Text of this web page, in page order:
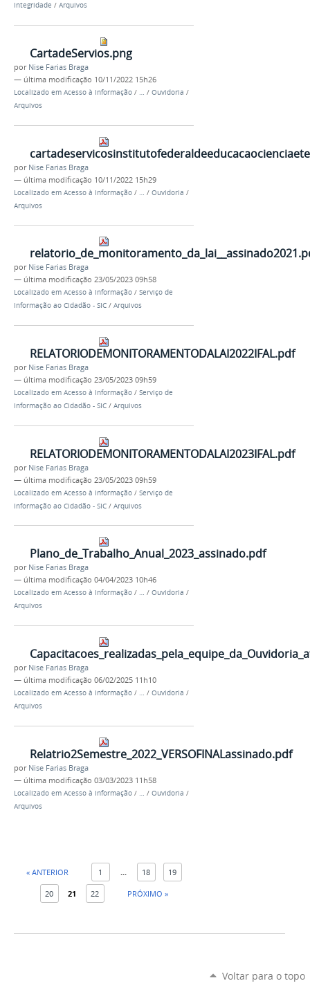
Integridade / Arquivos
CartadeServios.png
por Nise Farias Braga
— última modificação 10/11/2022 15h26
Localizado em Acesso à Informação / … / Ouvidoria /
Arquivos
por Nise Farias Braga
— última modificação 10/11/2022 15h29
Localizado em Acesso à Informação / / Ouvidoria /
Arquivos
por Nise Farias Braga
— última modificação 23/05/2023 09h58
Localizado em Acesso à Informação / Serviço de
Informação ao Cidadão - SIC / Arquivos
RELATORIODEMONITORAMENTODALAI2022IFAL.pdf
por Nise Farias Braga
— última modificação 23/05/2023 09h59
Localizado em Acesso à Informação / Serviço de
Informação ao Cidadão - SIC / Arquivos
RELATORIODEMONITORAMENTODALAI2023IFAL.pdf
por Nise Farias Braga
— última modificação 23/05/2023 09h59
Localizado em Acesso à Informação / Serviço de
Informação ao Cidadão - SIC / Arquivos
Plano_de_Trabalho_Anual_2023_assinado.pdf
por Nise Farias Braga
— última modificação 04/04/2023 10h46
Localizado em Acesso à Informação / … / Ouvidoria /
Arquivos
por Nise Farias Braga
— última modificação 06/02/2025 11h10
Localizado em Acesso à Informação / … / Ouvidoria /
Arquivos
Relatrio2Semestre_2022_VERSOFINALassinado.pdf
por Nise Farias Braga
— última modificação 03/03/2023 11h58
Localizado em Acesso à Informação / … / Ouvidoria /
Arquivos
« ANTERIOR 1 18 19
20 21 22 PRÓXIMO »
Voltar para o topo